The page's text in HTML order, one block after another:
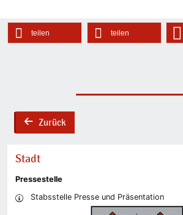
teilen teilen
backZurück
Stadt
Pressestelle
Stabsstelle Presse und Präsentation